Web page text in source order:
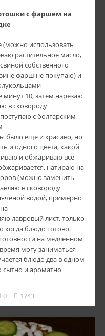
с фаршем на
(можно использовать
растительное масло,
собственного
фарш не покупаю) и
10, затем нарезаю
в сковороду
с болгарским
было еще и красиво, но
и одного цвета, какой
и обжариваю все
натираю на
(можно заменить
в сковороду
водой, примерно
лавровый лист, только
когда блюдо готово.
на медленном
могу заниматься
блюдо два в одном
сытно и ароматно
0 1743